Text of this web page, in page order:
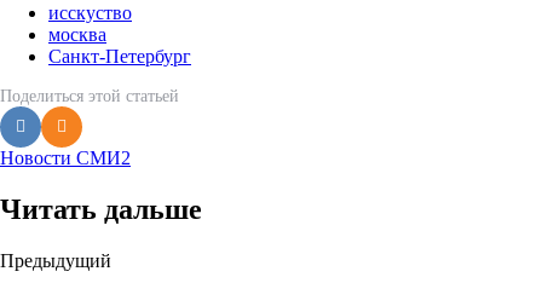
исскуство
москва
Санкт-Петербург
Поделиться этой статьей
Новости СМИ2
Читать дальше
Post
Предыдущий